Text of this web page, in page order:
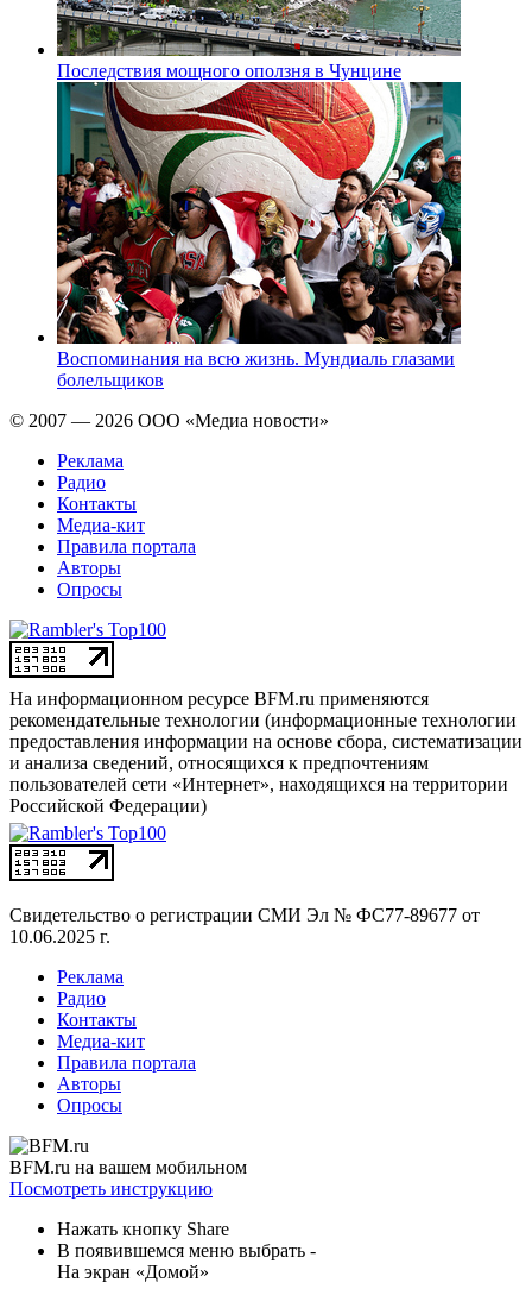
Последствия мощного оползня в Чунцине
Воспоминания на всю жизнь. Мундиаль глазами
болельщиков
© 2007 — 2026 ООО «Медиа новости»
Реклама
Радио
Контакты
Медиа-кит
Правила портала
Авторы
Опросы
На информационном ресурсе BFM.ru применяются
рекомендательные технологии (информационные технологии
предоставления информации на основе сбора, систематизации
и анализа сведений, относящихся к предпочтениям
пользователей сети «Интернет», находящихся на территории
Российской Федерации)
Свидетельство о регистрации СМИ Эл № ФС77-89677 от
10.06.2025 г.
Реклама
Радио
Контакты
Медиа-кит
Правила портала
Авторы
Опросы
BFM.ru на вашем мобильном
Посмотреть инструкцию
Нажать кнопку Share
В появившемся меню выбрать -
На экран «Домой»